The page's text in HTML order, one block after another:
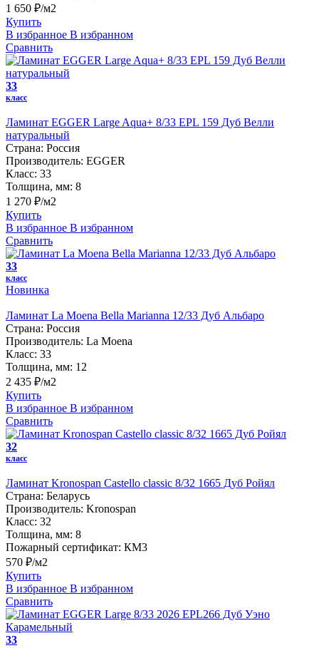
1 650 ₽/м2
Купить
В избранное В избранном
Сравнить
33
класс
Ламинат EGGER Large Aqua+ 8/33 EPL 159 Дуб Велли
натуральный
Страна: Россия
Производитель: EGGER
Класс: 33
Толщина, мм: 8
1 270 ₽/м2
Купить
В избранное В избранном
Сравнить
33
класс
Новинка
Ламинат La Moena Bella Marianna 12/33 Дуб Альбаро
Страна: Россия
Производитель: La Moena
Класс: 33
Толщина, мм: 12
2 435 ₽/м2
Купить
В избранное В избранном
Сравнить
32
класс
Ламинат Kronospan Castello classic 8/32 1665 Дуб Ройял
Страна: Беларусь
Производитель: Kronospan
Класс: 32
Толщина, мм: 8
Пожарный сертификат: КМ3
570 ₽/м2
Купить
В избранное В избранном
Сравнить
33